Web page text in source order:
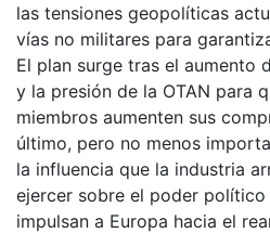
las tensiones geopolíticas
vías no militares para
El plan surge tras el aumento
y la presión de la OTAN para
miembros aumenten sus
último, pero no menos
la influencia que la industria
ejercer sobre el poder
impulsan a Europa hacia el